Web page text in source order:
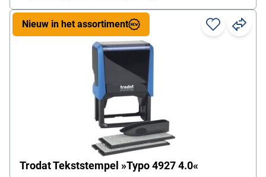
Trodat Tekststempel »Typo 4927 4.0«
Nieuw in het assortiment